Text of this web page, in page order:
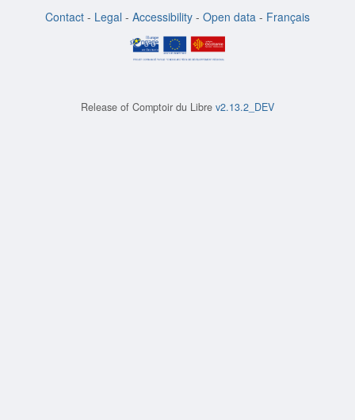
Contact - Legal - Accessibility - Open data - Français
Release of Comptoir du Libre v2.13.2_DEV